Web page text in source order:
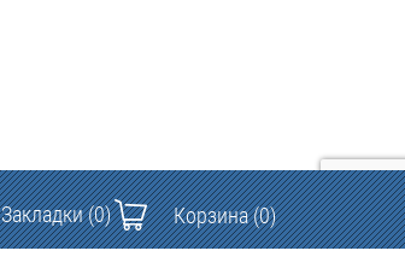
Закладки(0) Корзина(0)